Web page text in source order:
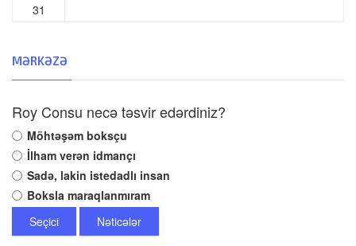
31
MƏRKƏZƏ
Roy Consu necə təsvir edərdiniz?
Möhtəşəm boksçu
İlham verən idmançı
Sadə, lakin istedadlı insan
Boksla maraqlanmıram
Seçici
Nəticələr